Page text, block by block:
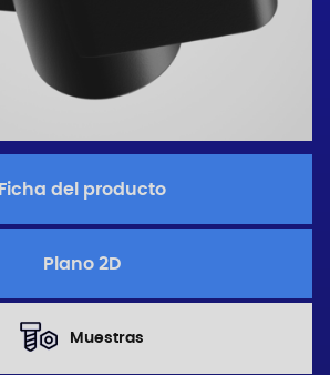
Ficha del producto
Plano 2D
Muestras